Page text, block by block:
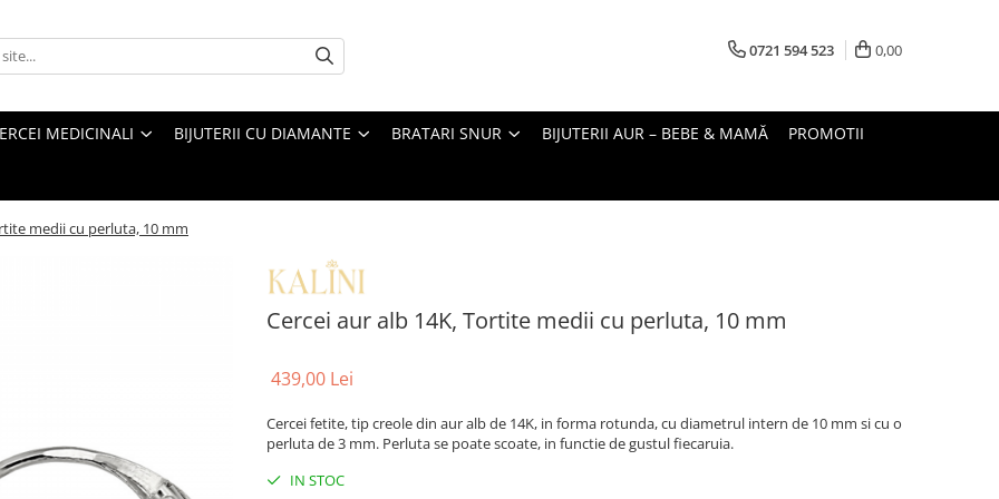
0721 594 523 0,00
MEDICINALI BIJUTERII CU DIAMANTE BRATARI SNUR BIJUTERII AUR – BEBE & MAMĂ PROMOTII
medii cu perluta, 10 mm
Cercei aur alb 14K, Tortite medii cu perluta, 10 mm
439,00 Lei
Cercei fetite, tip creole din aur alb de 14K, in forma rotunda, cu diametrul intern de 10 mm si cu o
perluta de 3 mm. Perluta se poate scoate, in functie de gustul fiecaruia.
IN STOC